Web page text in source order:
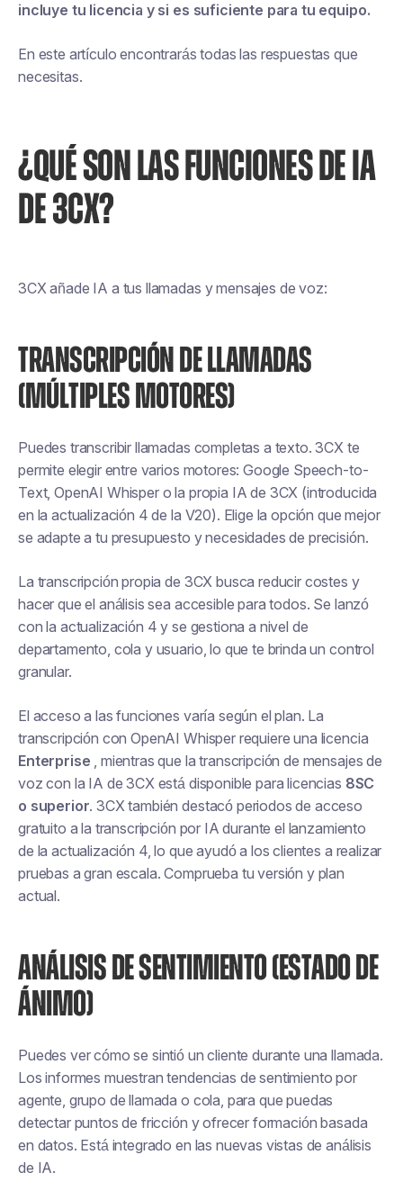
incluye tu licencia y si es suficiente para tu equipo.
En este artículo encontrarás todas las respuestas que
necesitas.
¿QUÉ SON LAS FUNCIONES DE IA
DE 3CX?
3CX añade IA a tus llamadas y mensajes de voz:
TRANSCRIPCIÓN DE LLAMADAS
(MÚLTIPLES MOTORES)
Puedes transcribir llamadas completas a texto. 3CX te
permite elegir entre varios motores: Google Speech-to-
Text, OpenAI Whisper o la propia IA de 3CX (introducida
en la actualización 4 de la V20). Elige la opción que mejor
se adapte a tu presupuesto y necesidades de precisión.
La transcripción propia de 3CX busca reducir costes y
hacer que el análisis sea accesible para todos. Se lanzó
con la actualización 4 y se gestiona a nivel de
departamento, cola y usuario, lo que te brinda un control
granular.
El acceso a las funciones varía según el plan. La
transcripción con OpenAI Whisper requiere una licencia
Enterprise , mientras que la transcripción de mensajes de
voz con la IA de 3CX está disponible para licencias 8SC
o superior. 3CX también destacó periodos de acceso
gratuito a la transcripción por IA durante el lanzamiento
de la actualización 4, lo que ayudó a los clientes a realizar
pruebas a gran escala. Comprueba tu versión y plan
actual.
ANÁLISIS DE SENTIMIENTO (ESTADO DE
ÁNIMO)
Puedes ver cómo se sintió un cliente durante una llamada.
Los informes muestran tendencias de sentimiento por
agente, grupo de llamada o cola, para que puedas
detectar puntos de fricción y ofrecer formación basada
en datos. Está integrado en las nuevas vistas de análisis
de IA.